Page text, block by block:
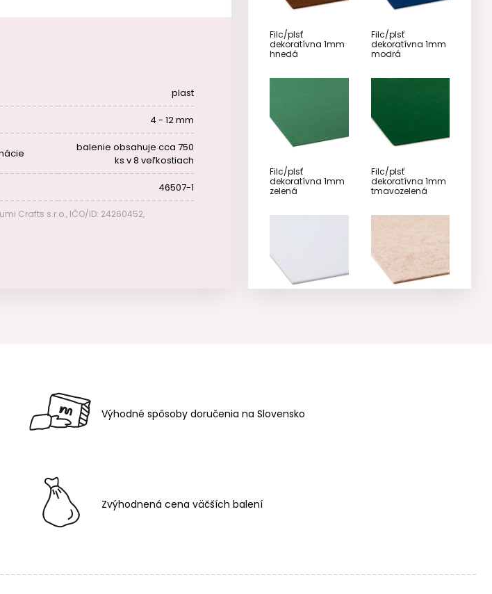
plast
4 - 12 mm
balenie obsahuje cca 750
ks v 8 veľkostiach
46507-1
Crafts s.r.o., IČO/ID: 24260452,
Filc/plsť
dekoratívna 1mm
hnedá
Filc/plsť
dekoratívna 1mm
modrá
Filc/plsť
dekoratívna 1mm
zelená
Filc/plsť
dekoratívna 1mm
tmavozelená
Výhodné spôsoby doručenia na Slovensko
Zvýhodnená cena väčších balení